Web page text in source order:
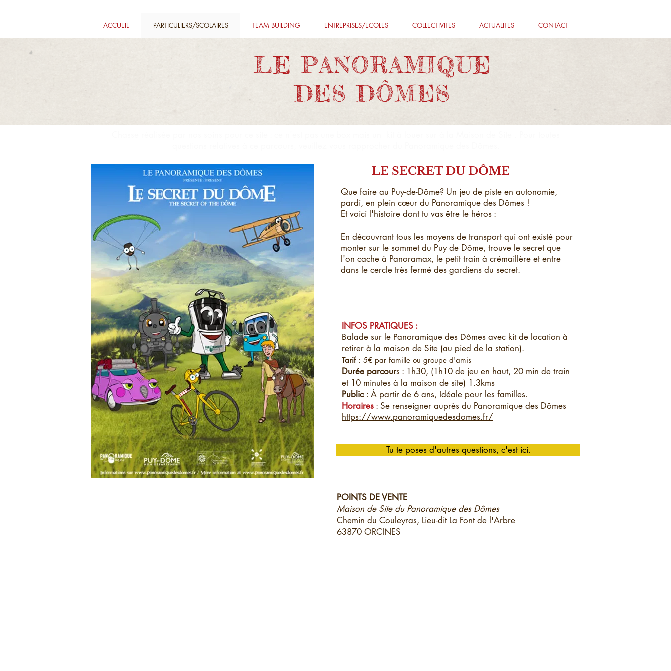
ACCUEIL PARTICULIERS/SCOLAIRES TEAM BUILDING ENTREPRISES/ECOLES COLLECTIVITES ACTUALITES CONTACT
LE PANORAMIQUE
DES DÔMES
LE SECRET DU DÔME
Que faire au Puy-de-Dôme? Un jeu de piste en autonomie,
pardi, en plein cœur du Panoramique des Dômes !
Et voici l'histoire dont tu vas être le héros :
En découvrant tous les moyens de transport qui ont existé pour
monter sur le sommet du Puy de Dôme, trouve le secret que
l'on cache à Panoramax, le petit train à crémaillère et entre
dans le cercle très fermé des gardiens du secret.
INFOS PRATIQUES :
Balade sur le Panoramique des Dômes avec kit de location à
retirer à la maison de Site (au pied de la station).
Tarif: 5€ par famille ou groupe d'amis
Durée parcours : 1h30, (1h10 de jeu en haut, 20 min de train
et 10 minutes à la maison de site) 1.3kms
Public : À partir de 6 ans, Idéale pour les familles.
Horaires : Se renseigner auprès du Panoramique des Dômes
https://www.panoramiquedesdomes.fr/
Tu te poses d'autres questions, c'est ici.
POINTS DE VENTE
Maison de Site du Panoramique des Dômes
Chemin du Couleyras, Lieu-dit La Font de l'Arbre
63870 ORCINES